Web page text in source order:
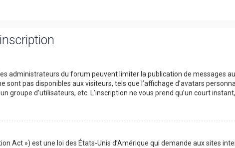
administrateurs du forum peuvent limiter la publication de messages
pas disponibles aux visiteurs, tels que l’affichage d’avatars
groupe d’utilisateurs, etc. L’inscription ne vous prend qu’un court
Act ») est une loi des États-Unis d’Amérique qui demande aux